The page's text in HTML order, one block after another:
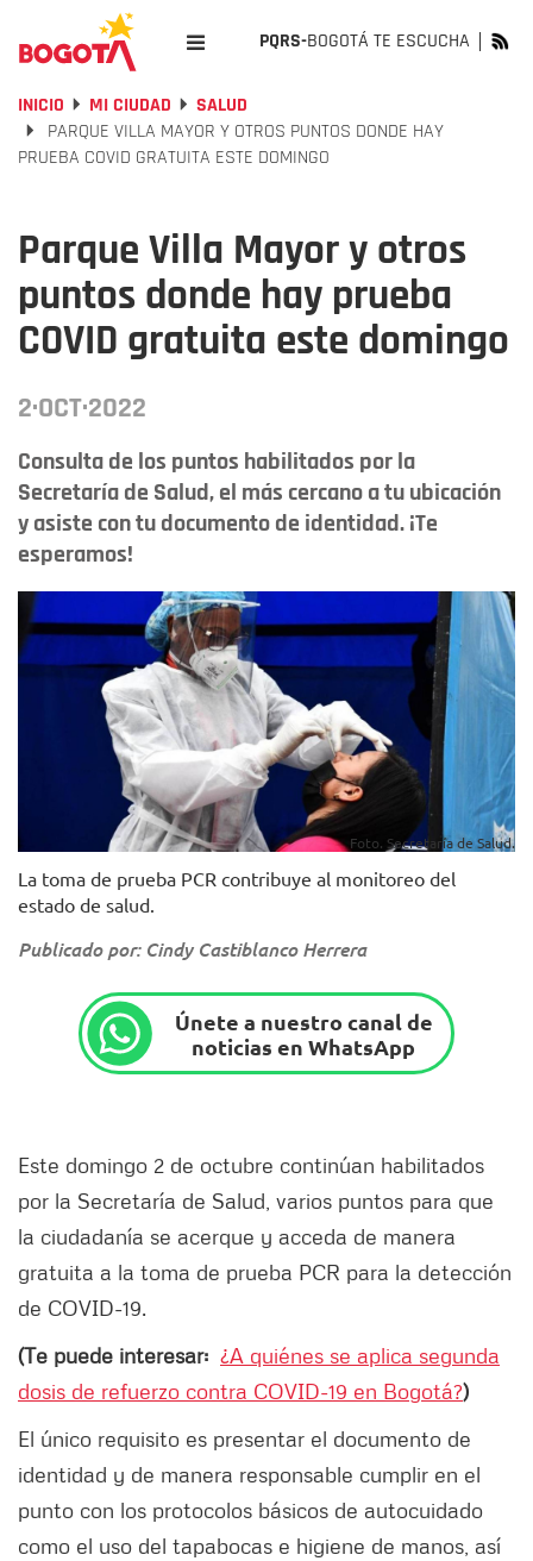
PQRS-BOGOTÁ TE ESCUCHA
INICIO MI CIUDAD
SALUD
PARQUE VILLA MAYOR Y OTROS PUNTOS DONDE HAY
PRUEBA COVID GRATUITA ESTE DOMINGO
Parque Villa Mayor y otros
puntos donde hay prueba
COVID gratuita este domingo
2·OCT·2022
Consulta de los puntos habilitados por la
Secretaría de Salud, el más cercano a tu ubicación
y asiste con tu documento de identidad. ¡Te
esperamos!
Foto. Secretaría de Salud.
La toma de prueba PCR contribuye al monitoreo del
estado de salud.
Publicado por: Cindy Castiblanco Herrera
Únete a nuestro canal de
noticias en WhatsApp
Este domingo 2 de octubre continúan habilitados
por la Secretaría de Salud, varios puntos para que
la ciudadanía se acerque y acceda de manera
gratuita a la toma de prueba PCR para la detección
de COVID-19.
(Te puede interesar: ¿A quiénes se aplica segunda
dosis de refuerzo contra COVID-19 en Bogotá?)
El único requisito es presentar el documento de
identidad y de manera responsable cumplir en el
punto con los protocolos básicos de autocuidado
como el uso del tapabocas e higiene de manos, así